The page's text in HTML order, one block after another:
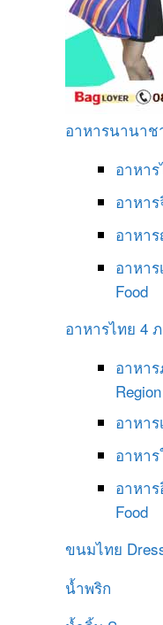
อาหารนานาช
อาหา
อาหา
อาหา
อาหา
Food
อาหารไทย 4
อาหา
Region
อาหา
อาหา
อาหา
Food
ขนมไทย
น้ำพริก